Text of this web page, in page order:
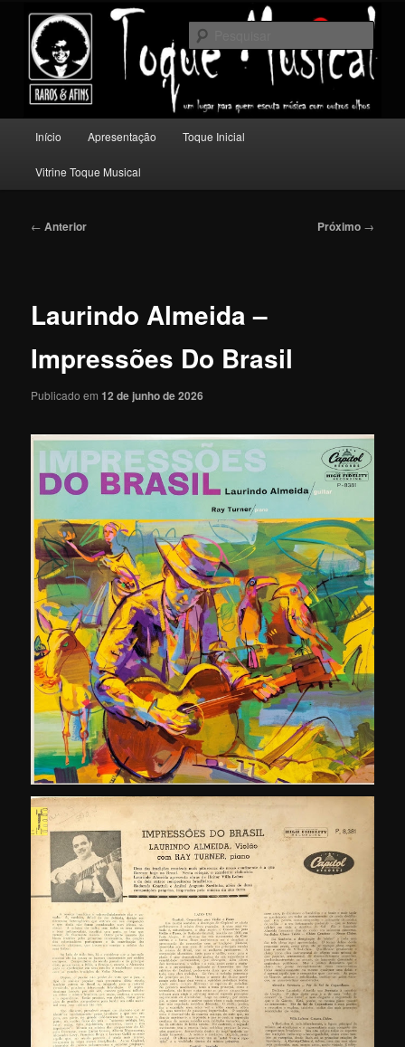
conteúdo
principalToque Musical
Um lugar para quem escuta música com outros olhos.
principal
Início Apresentação Toque Inicial
Vitrine Toque Musical
Navegação
← Anterior Próximo →
Laurindo Almeida –
Impressões Do Brasil
Publicado em12 de junho de 2026